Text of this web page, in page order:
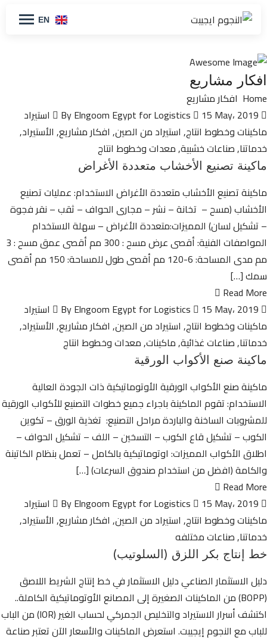
EN
افكار مشاريع
Home افكار مشاريع
15 May، 2019
استيراد
ماكينات وخطوط انتاج, استيراد من الصين, افكار مشاريع, الأستيراد,
خدماتنا,صناعات خشبية,معدات وخطوط انتاج
ماكينة تصنيع الأخشاب متعددة الأغراض
ماكينة تصنيع الأخشاب متعددة الأغراض الاستخدام: عمليات تصنيع
الأخشاب (مسح – تخانة – نشر – مجارى الحواف – ثقب – نقر فجوة
– تشكيل لسان) المميزات:متعددة الأغراض – سهلة الاستخدام
المواصفات الفنية: أقصى عرض مسح : 300 مم أقصى عمق مسح : 3
مم مدى المساحة: 6-120 مم أقصى طول للمساحة: 150 مم أقصى
سمك […]
Read More
15 May، 2019
استيراد
ماكينات وخطوط انتاج, استيراد من الصين, افكار مشاريع, الأستيراد,
خدماتنا,صناعات غذائية,ماكينات,معدات وخطوط انتاج
ماكينة صنع الأكواب الورقية
ماكينة صنع الأكواب الورقية الأوتوماتيكية ذات الجودة العالية
الاستخدام: تقوم الماكينة باجراء جميع خطوات التصنيع للأكواب الورقية
للمشروبات الساخنة والباردة مراحل التصنيع: تغذية الورق – تكوين
الكوب – تشكيل قاع الكوب – التسخين – اللف – تشكيل الحواف –
اطلاق الأكواب المميزات: اوتوماتيكية بالكامل – تعمل بنظام الكاتينة
والكامة (افضل من استخدام صندوق السرعات) […]
Read More
15 May، 2019
استيراد
ماكينات وخطوط انتاج, استيراد من الصين, افكار مشاريع, الأستيراد,
خدماتنا,صناعات مختلفه
خط إنتاج بكر اللزق (السلوتيب)
دليل الاستثمار الصناعي دليل الاستثمار في خط إنتاج الشريط اللاصق
(BOPP) من الماكينات الصغيرة إلى المصانع الأوتوماتيكية الكاملة..
اكتشف أسرار الاستيراد والتخليص الجمركي لحساب الغير (IOR) من الباب
للباب مع النجوم إيجيبت. استعرض الماكينات والأسعار الآن تعتبر صناعة